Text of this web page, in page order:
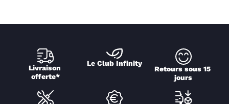
Livraison
offerte*
Le Club Infinity
Retours sous 15
jours